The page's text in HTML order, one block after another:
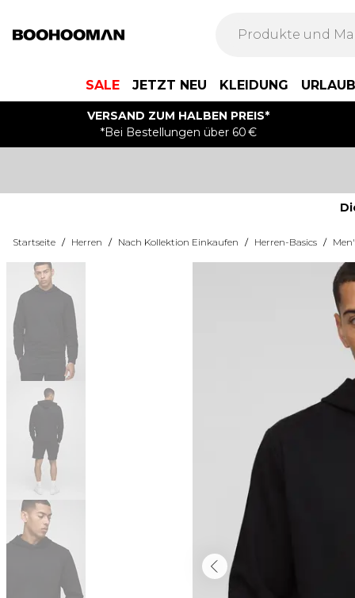
SALE JETZT NEU KLEIDUNG
VERSAND ZUM HALBEN PREIS*
*Bei Bestellungen über 60 €
Startseite / Herren / Nach Kollektion Einkaufen / Herren-Basics /